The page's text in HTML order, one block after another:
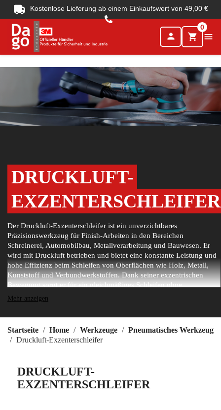
Kostenlose Lieferung ab einem Einkaufswert von 49,00 €
person shopping_cart
0

DRUCKLUFT-
EXZENTERSCHLEIFER
Der Druckluft-Exzenterschleifer ist ein unverzichtbares
Präzisionswerkzeug für Finish-Arbeiten in den Bereichen
Schreinerei, Automobilbau, Metallverarbeitung und Bauwesen. Er
wird mit Druckluft betrieben und bietet eine konstante Leistung und
hohe Effizienz beim Schleifen von Oberflächen wie Holz, Metall,
Kunststoff und Verbundwerkstoffen. Dank seiner exzentrischen
Bewegung sorgt er für ein gleichmäßiges Schleifen ohne
Schleifspuren und gewährleistet so eine glatte und professionelle
Exzenterschleifer ist ideal für Anwendungen, die eine präzise
Kontrolle und eine hochwertige Oberfläche erfordern.
Mehr anzeigen
Startseite Home Werkzeuge
Pneumatisches Werkzeug
Druckluft-Exzenterschleifer
DRUCKLUFT-
EXZENTERSCHLEIFER